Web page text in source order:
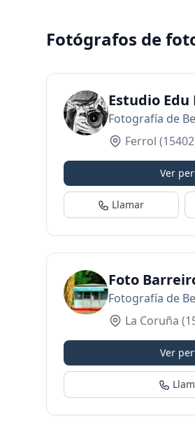
Fotógrafos de
Estudio Edu
Fotografía de
Ferrol
Ver
Llamar
Foto
Fotografía de
La Coruña
Ver